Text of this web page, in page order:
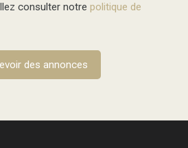
consulter notre politique de
des annonces